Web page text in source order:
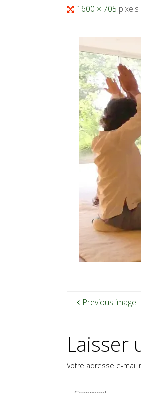
Full1600 × 705 pixels
Previous image
Laisser
Votre adresse e-mail